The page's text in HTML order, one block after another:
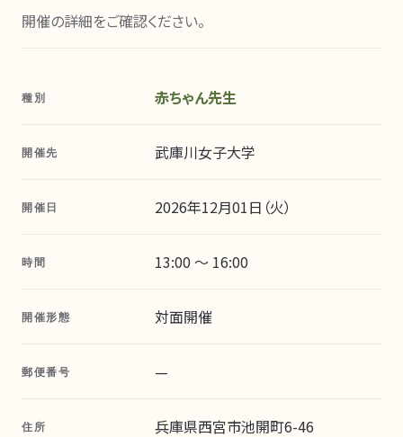
開催の詳細をご確認ください。
種別 赤ちゃん先生
開催先 武庫川女子大学
開催日 2026年12月01日（火）
時間 13:00 〜 16:00
開催形態 対面開催
郵便番号 —
住所 兵庫県西宮市池開町6-46